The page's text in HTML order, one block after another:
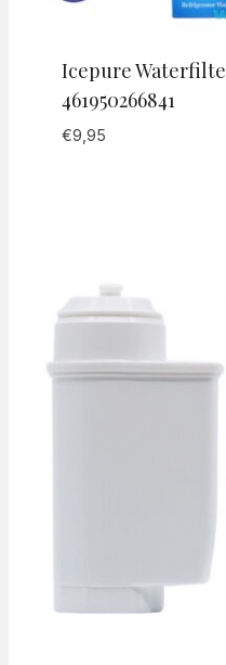
Icepure
461950266841
€9,95